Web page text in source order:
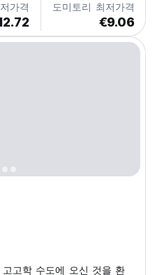
가격 도미토리 최저가격
€9.06
고학 수도에 오신 것을 환